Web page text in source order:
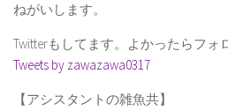
ねがいします。
Twitterもしてます。よかったらフォ
Tweets by zawazawa0317
【アシスタントの雑魚共】